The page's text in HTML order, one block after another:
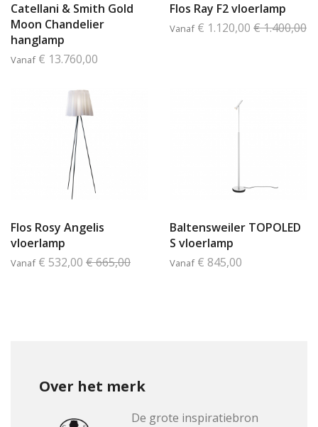
Catellani & Smith Gold
Moon Chandelier
hanglamp
Vanaf € 13.760,00
Flos Ray F2 vloerlamp
Vanaf € 1.120,00 € 1.400,00
Flos Rosy Angelis
vloerlamp
Vanaf € 532,00 € 665,00
Baltensweiler TOPOLED
S vloerlamp
Vanaf € 845,00
Over het merk
De grote inspiratiebron